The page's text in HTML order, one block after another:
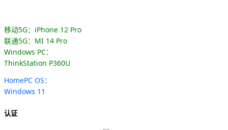
移动5G：iPhone 12 Pro
联通5G：MI 14 Pro
Windows PC：
ThinkStation P360U
HomePC OS：
Windows 11
认证